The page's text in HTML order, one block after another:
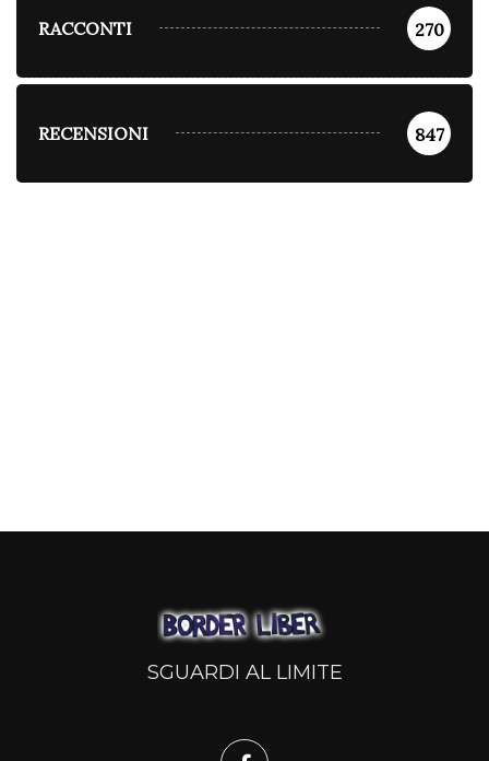
RACCONTI 270
RECENSIONI 847
SGUARDI AL LIMITE